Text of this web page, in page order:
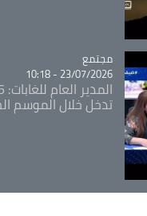
Catégorie
مجتمع
23/07/2026 - 10:18
تدخل خلال الموسم